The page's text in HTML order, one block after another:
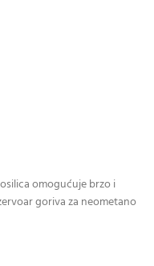
omogućuje brzo i
goriva za neometano